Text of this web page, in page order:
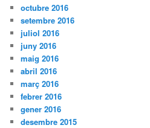
octubre 2016
setembre 2016
juliol 2016
juny 2016
maig 2016
abril 2016
març 2016
febrer 2016
gener 2016
desembre 2015